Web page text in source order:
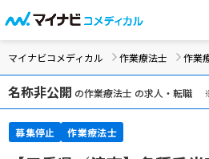
マイナビコメディカル 作業療法士 作業
名称非公開 の作業療法士 の求人・転職
募集停止 作業療法士